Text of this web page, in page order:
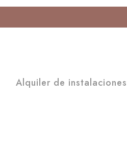
Alquiler de instalaciones